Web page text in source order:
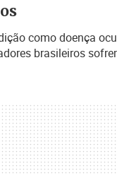
como doença
brasileiros